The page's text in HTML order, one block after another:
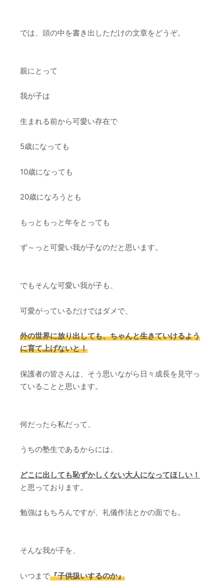
では、頭の中を書き出しただけの文章をどうぞ。
親にとって
我が子は
生まれる前から可愛い存在で
5歳になっても
10歳になっても
20歳になろうとも
もっともっと年をとっても
ず～っと可愛い我が子なのだと思います。
でもそんな可愛い我が子も、
可愛がっているだけではダメで、
外の世界に放り出しても、ちゃんと生きていけるよう
に育て上げないと！
保護者の皆さんは、そう思いながら日々成長を見守っ
ていることと思います。
何だったら私だって、
うちの塾生であるからには、
どこに出しても恥ずかしくない大人になってほしい！
と思っております。
勉強はもちろんですが、礼儀作法とかの面でも。
そんな我が子を、
いつまで『子供扱いするのか』